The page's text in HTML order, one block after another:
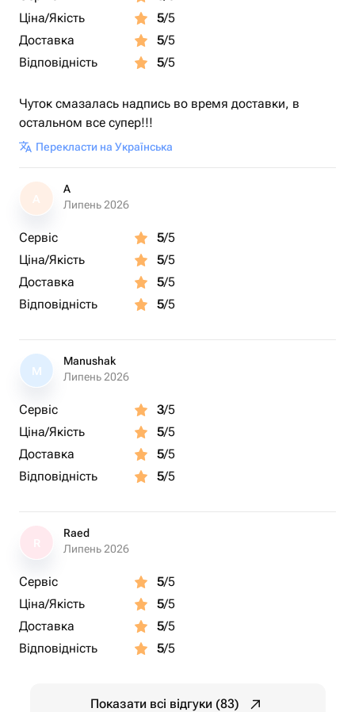
Ціна/Якість
5/5
Доставка
5/5
Відповідність
5/5
Чуток смазалась надпись во время доставки, в
остальном все супер!!!
Перекласти на Українська
A
A
Липень 2026
Сервіс 5/5
Ціна/Якість
5/5
Доставка
5/5
Відповідність
5/5
M
Manushak
Липень 2026
Сервіс 3/5
Ціна/Якість
5/5
Доставка
5/5
Відповідність
5/5
Raed
Липень 2026
Сервіс 5/5
Ціна/Якість
5/5
Доставка
5/5
Відповідність
5/5
Показати всі відгуки (83)